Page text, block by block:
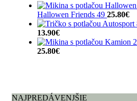
Hallowen Friends 49 25.80€
13.90€
25.80€
NAJPREDÁVENJŠIE